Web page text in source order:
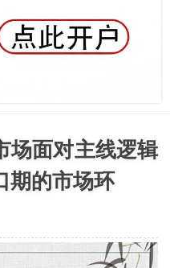
场面对主线逻辑
期的市场环